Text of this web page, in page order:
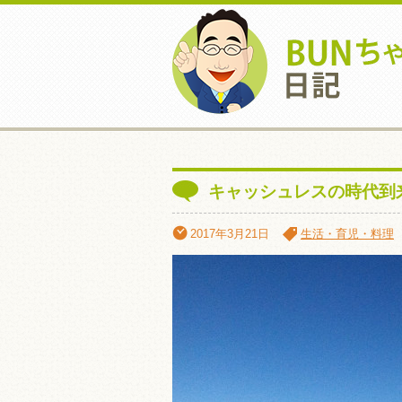
キャッシュレスの時代到
2017年3月21日 生活・育児・料理